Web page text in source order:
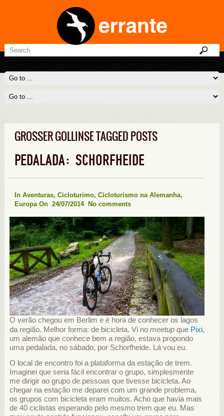
GROSSER GOLLINSE TAGGED POSTS
PEDALADA: SCHORFHEIDE
In Aventuras, Cicloturimo, Cicloturismo na Alemanha,
Europa On 24/07/2014 No comments
O verão chegou em Berlim e é hora de conhecer os lagos
da região. Melhor forma: de bicicleta. Vi no meetupque Pixi,
um alemão que conhece bem a região, estava propondo
uma pedalada, no sábado, por Schorfheide. Lá vou eu.
O local de encontro foi a plataforma da estação de trem.
Imaginei que seria fácil encontrar o grupo, simplesmente
me dirigir ao grupo de pessoas que tivesse bicicleta. Ao
chegar na estação me deparei com um grande problema,
os grupos com bicicleta eram muitos. Acho que havia mais
de 40 ciclistas esperando pelo mesmo trem que eu. Mas